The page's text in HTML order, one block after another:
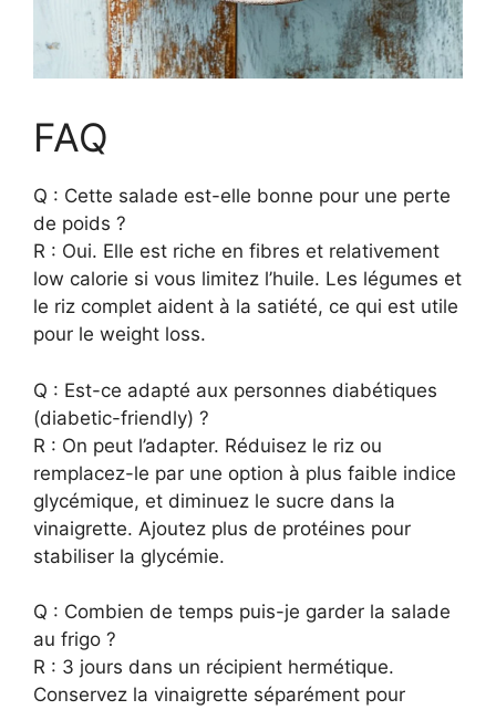
FAQ
Q : Cette salade est-elle bonne pour une perte
de poids ?
R : Oui. Elle est riche en fibres et relativement
low calorie si vous limitez l’huile. Les légumes et
le riz complet aident à la satiété, ce qui est utile
pour le weight loss.
Q : Est-ce adapté aux personnes diabétiques
(diabetic-friendly) ?
R : On peut l’adapter. Réduisez le riz ou
remplacez-le par une option à plus faible indice
glycémique, et diminuez le sucre dans la
vinaigrette. Ajoutez plus de protéines pour
stabiliser la glycémie.
Q : Combien de temps puis-je garder la salade
au frigo ?
R : 3 jours dans un récipient hermétique.
Conservez la vinaigrette séparément pour